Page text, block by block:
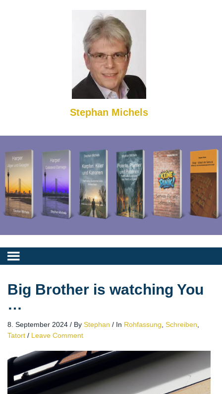
Stephan Michels
Big Brother is watching You
…
8. September 2024 / By Stephan / In Rohfassung Schreiben
Tatort / Leave Comment